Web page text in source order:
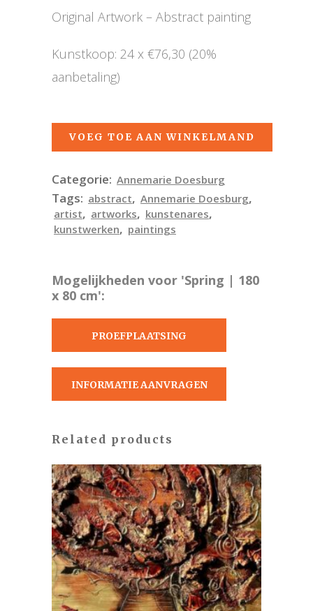
Original Artwork – Abstract painting
Kunstkoop: 24 x €76,30 (20%
aanbetaling)
VOEG TOE AAN WINKELMAND
Categorie: Annemarie Doesburg
Tags: abstract, Annemarie Doesburg,
artist, artworks, kunstenares,
kunstwerken, paintings
Mogelijkheden voor 'Spring | 180
x 80 cm':
PROEFPLAATSING
INFORMATIE AANVRAGEN
Related products